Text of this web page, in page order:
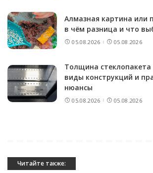
Алмазная картина или
в чём разница и что
05.08.2026 05.08.2026
Толщина стеклопакета
виды конструкций и
нюансы
05.08.2026 05.08.2026
Читайте также: